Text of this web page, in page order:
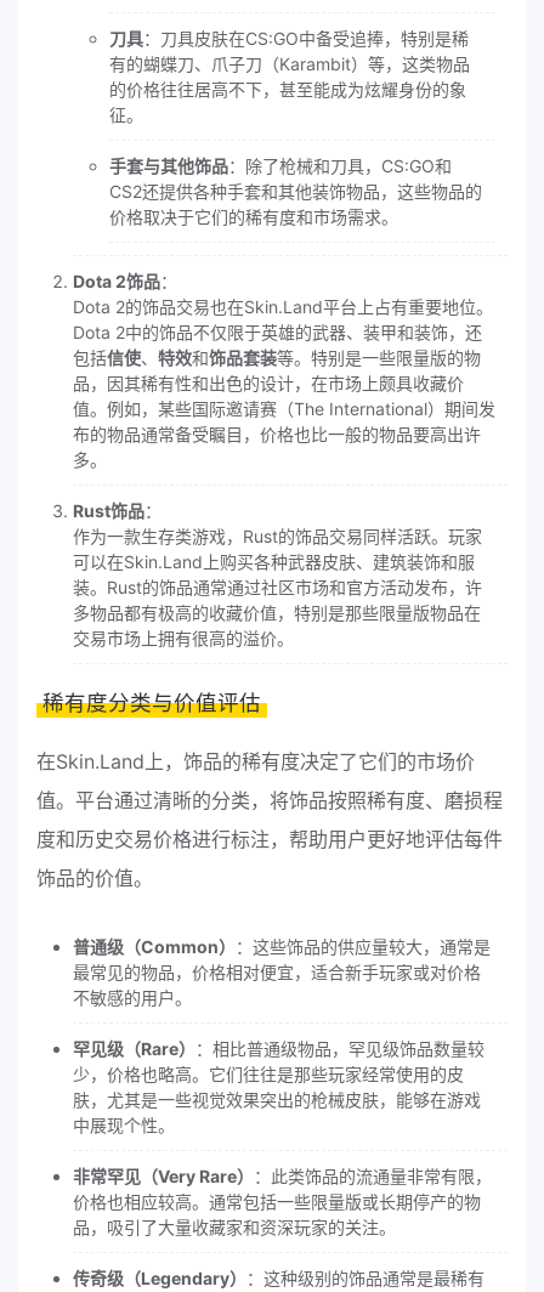
刀具：刀具皮肤在CS:GO中备受追捧，特别是稀
有的蝴蝶刀、爪子刀（Karambit）等，这类物品
的价格往往居高不下，甚至能成为炫耀身份的象
征。
手套与其他饰品：除了枪械和刀具，CS:GO和
CS2还提供各种手套和其他装饰物品，这些物品的
价格取决于它们的稀有度和市场需求。
Dota 2饰品：
Dota 2的饰品交易也在Skin.Land平台上占有重要地位。
Dota 2中的饰品不仅限于英雄的武器、装甲和装饰，还
包括信使、 特效和饰品套装等。特别是一些限量版的物
品，因其稀有性和出色的设计，在市场上颇具收藏价
值。例如，某些国际邀请赛（The International）期间发
布的物品通常备受瞩目，价格也比一般的物品要高出许
多。
Rust饰品：
作为一款生存类游戏，Rust的饰品交易同样活跃。玩家
可以在Skin.Land上购买各种武器皮肤、建筑装饰和服
装。Rust的饰品通常通过社区市场和官方活动发布，许
多物品都有极高的收藏价值，特别是那些限量版物品在
交易市场上拥有很高的溢价。
稀有度分类与价值评估
在Skin.Land上，饰品的稀有度决定了它们的市场价
值。平台通过清晰的分类，将饰品按照稀有度、磨损程
度和历史交易价格进行标注，帮助用户更好地评估每件
饰品的价值。
普通级（Common）
：这些饰品的供应量较大，通常是
最常见的物品，价格相对便宜，适合新手玩家或对价格
不敏感的用户。
罕见级（Rare）
：相比普通级物品，罕见级饰品数量较
少，价格也略高。它们往往是那些玩家经常使用的皮
肤，尤其是一些视觉效果突出的枪械皮肤，能够在游戏
中展现个性。
非常罕见（Very Rare）
：此类饰品的流通量非常有限，
价格也相应较高。通常包括一些限量版或长期停产的物
品，吸引了大量收藏家和资深玩家的关注。
传奇级（Legendary）
：这种级别的饰品通常是最稀有